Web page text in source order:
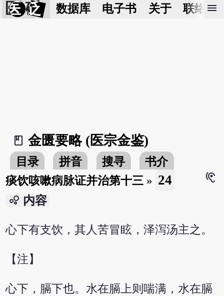
医 砭 数据库 电子书 关于 联络我
menu
book_2
金匮要略 (医宗金鉴)
目录 拼音 搜寻
书介
痰饮咳嗽病脉证并治第十三 » 24
hearing
bubble_chart 内容
心下有支饮，其人苦冒眩，泽泻汤主之。
【注】
心下，膈下也。水在膈上则喘满，水在膈